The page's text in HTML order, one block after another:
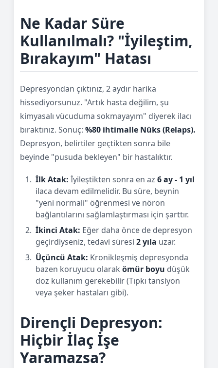
Ne Kadar Süre
Kullanılmalı? "İyileştim,
Bırakayım" Hatası
Depresyondan çıktınız, 2 aydır harika
hissediyorsunuz. "Artık hasta değilim, şu
kimyasalı vücuduma sokmayayım" diyerek ilacı
bıraktınız. Sonuç: %80 ihtimalle Nüks (Relaps).
Depresyon, belirtiler geçtikten sonra bile
beyinde "pusuda bekleyen" bir hastalıktır.
İlk Atak: İyileştikten sonra en az 6 ay - 1 yıl
ilaca devam edilmelidir. Bu süre, beynin
"yeni normali" öğrenmesi ve nöron
bağlantılarını sağlamlaştırması için şarttır.
İkinci Atak: Eğer daha önce de depresyon
geçirdiyseniz, tedavi süresi 2 yıla uzar.
Üçüncü Atak: Kronikleşmiş depresyonda
bazen koruyucu olarak ömür boyu düşük
doz kullanım gerekebilir (Tıpkı tansiyon
veya şeker hastaları gibi).
Dirençli Depresyon:
Hiçbir İlaç İşe
Yaramazsa?